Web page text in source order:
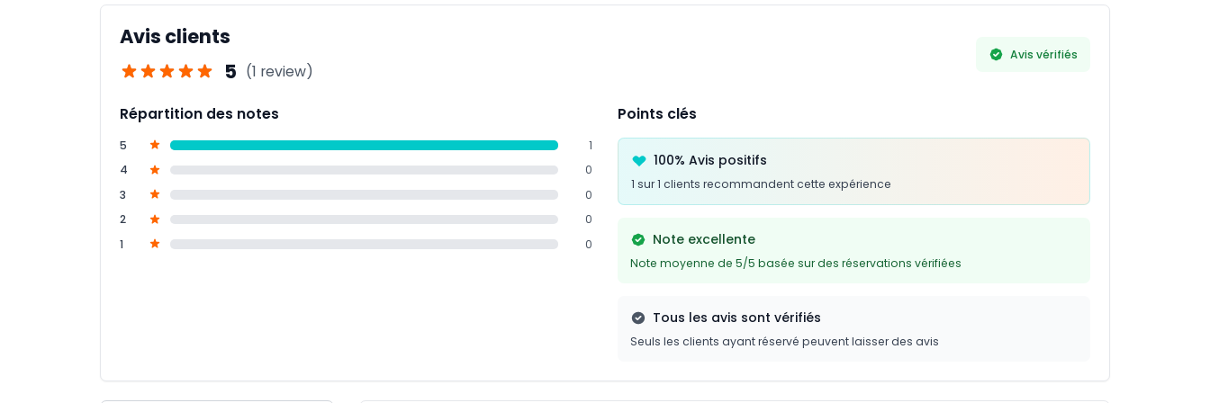
Avis clients
5 (1 review)
Avis vérifiés
Répartition des notes
5
1
4
0
3
0
2
0
1
0
Points clés
100% Avis positifs
1 sur 1 clients recommandent cette expérience
Note excellente
Note moyenne de 5/5 basée sur des réservations vérifiées
Tous les avis sont vérifiés
Seuls les clients ayant réservé peuvent laisser des avis